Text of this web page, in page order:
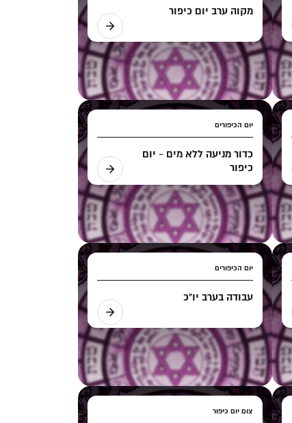
מקוה ערב יום כיפור
יום הכיפורים
כדור מניעה ללא מים - יום
כיפור
יום הכיפורים
עבודה בערב יו"כ
צום יום כיפור